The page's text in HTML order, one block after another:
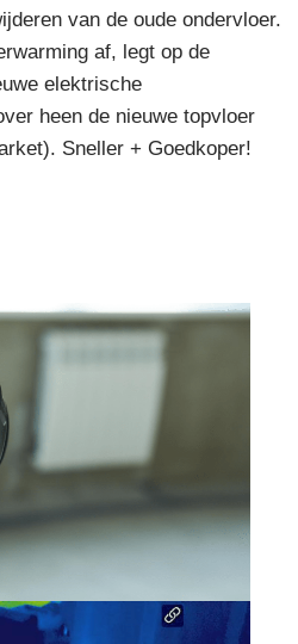
van de oude ondervloer.
af, legt op de
elektrische
heen de nieuwe topvloer
Sneller + Goedkoper!